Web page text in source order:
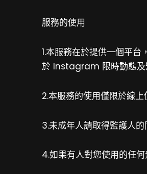
服務的使用
1.本服務在於提供一個平台
於 Instagram 限時動態及
2.本服務的使用僅限於線上
3.未成年人請取得監護人
4.如果有人對您使用的任